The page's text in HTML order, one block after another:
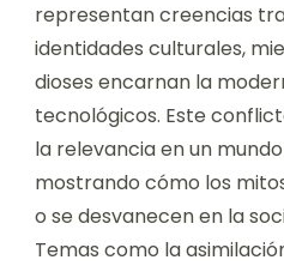
representan creencias
identidades culturales,
dioses encarnan la
tecnológicos. Este
la relevancia en un
mostrando cómo los
o se desvanecen en la
Temas como la